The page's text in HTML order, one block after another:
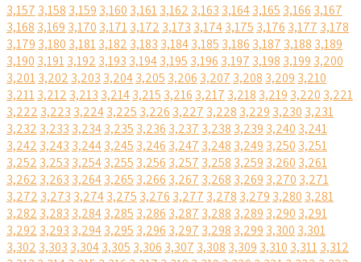
3,157 3,158 3,159 3,160 3,1613,162 3,163 3,1643,165 3,166 3,167
3,168 3,169 3,170 3,1713,172 3,173 3,1743,175 3,176 3,177 3,178
3,179 3,180 3,1813,182 3,183 3,1843,185 3,186 3,187 3,188 3,189
3,190 3,1913,192 3,193 3,1943,195 3,196 3,197 3,198 3,199 3,200
3,2013,202 3,203 3,2043,205 3,206 3,207 3,208 3,209 3,210
3,2113,212 3,213 3,2143,215 3,216 3,217 3,218 3,219 3,220 3,221
3,222 3,223 3,2243,225 3,226 3,227 3,228 3,229 3,230 3,231
3,232 3,233 3,2343,235 3,236 3,237 3,238 3,239 3,240 3,241
3,242 3,243 3,2443,245 3,246 3,247 3,248 3,249 3,250 3,251
3,252 3,253 3,2543,255 3,256 3,257 3,258 3,259 3,260 3,261
3,262 3,263 3,2643,265 3,266 3,267 3,268 3,269 3,270 3,271
3,272 3,273 3,2743,275 3,276 3,277 3,278 3,279 3,280 3,281
3,282 3,283 3,2843,285 3,286 3,287 3,288 3,289 3,290 3,291
3,292 3,293 3,2943,295 3,296 3,297 3,298 3,299 3,300 3,301
3,302 3,303 3,3043,305 3,306 3,307 3,308 3,309 3,310 3,3113,312